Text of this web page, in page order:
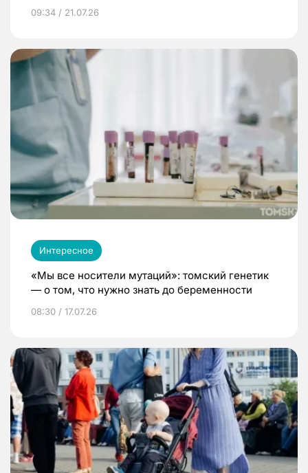
09:34 / 21.07.26
Интересное
«Мы все носители мутаций»: томский генетик
— о том, что нужно знать до беременности
08:30 / 17.07.26